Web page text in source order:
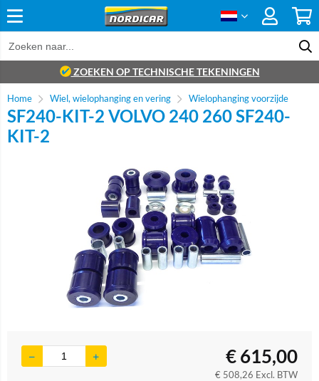
ZOEKEN OP TECHNISCHE TEKENINGEN
Home Wiel, wielophanging en vering Wielophanging voorzijde
SF240-KIT-2 VOLVO 240 260 SF240-
KIT-2
€615,00
€ 508,26 Excl. BTW